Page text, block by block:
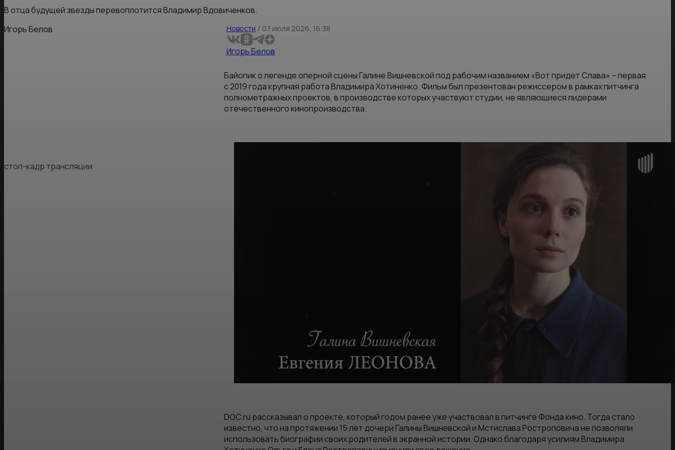
В отца будущей звезды перевоплотится Владимир Вдовиченков.
Игорь Белов
Новости / 07 июля 2026, 16:38
Игорь Белов
Байопик о легенде оперной сцены Галине Вишневской под рабочим названием «Вот придет Слава» – первая
с 2019 года крупная работа Владимира Хотиненко. Фильм был презентован режиссером в рамках питчинга
полнометражных проектов, в производстве которых участвуют студии, не являющиеся лидерами
отечественного кинопроизводства.
стоп-кадр трансляции
DOC.ru рассказывал о проекте, который годом ранее уже участвовал в питчинге Фонда кино. Тогда стало
известно, что на протяжении 15 лет дочери Галины Вишневской и Мстислава Ростроповича не позволяли
использовать биографии своих родителей в экранной истории. Однако благодаря усилиям Владимира